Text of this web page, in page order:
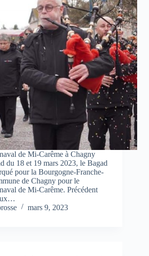
de Mi-Carême à Chagny
du 18 et 19 mars 2023, le Bagad
pour la Bourgogne-Franche-
de Chagny pour le
de Mi-Carême. Précédent
mars 9, 2023